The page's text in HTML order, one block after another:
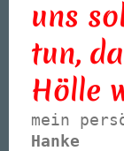
uns
tun,
Hölle
mein
Hanke